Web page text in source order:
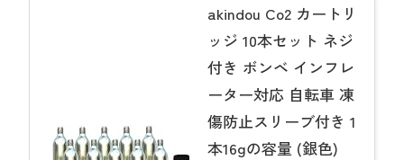
akindou Co2 カートリ
ッジ 10本セット ネジ
付き ボンベ インフレ
ーター対応 自転車 凍
傷防止スリーブ付き 1
本16gの容量 (銀色)